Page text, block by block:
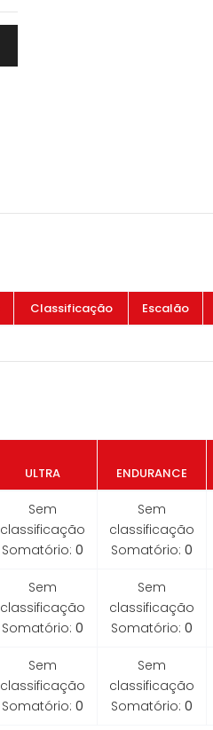
Classificação Escalão
ULTRA ENDURANCE
Sem
classificação
Somatório: 0
Sem
classificação
Somatório: 0
Sem
classificação
Somatório: 0
Sem
classificação
Somatório: 0
Sem
classificação
Somatório: 0
Sem
classificação
Somatório: 0